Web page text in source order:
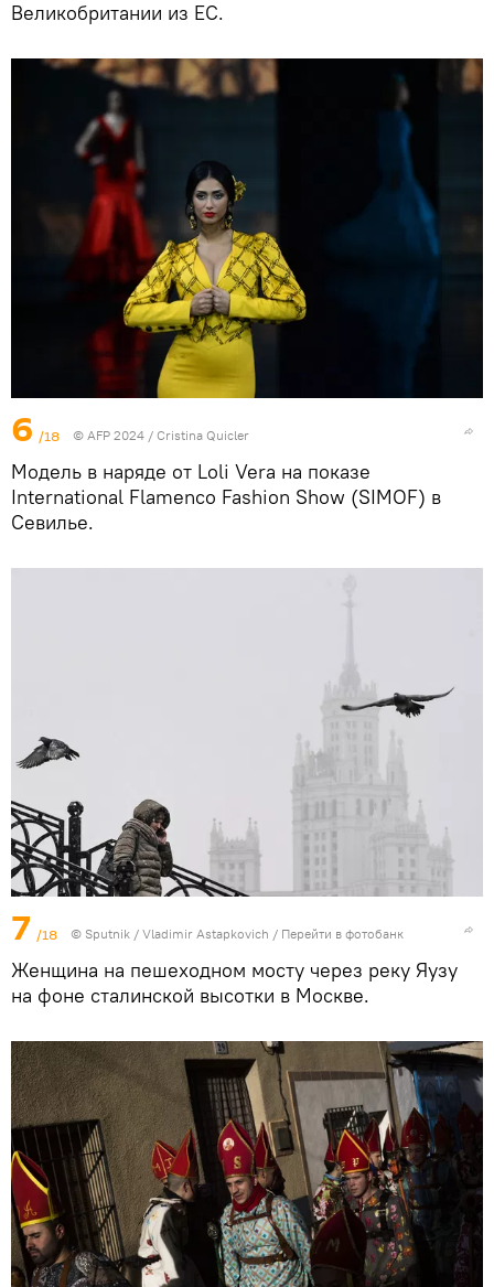
Великобритании из ЕС.
6 /18 © AFP 2024 / Cristina Quicler
Модель в наряде от Loli Vera на показе
International Flamenco Fashion Show (SIMOF) в
Севилье.
7 /18 © Sputnik / Vladimir Astapkovich / Перейти в фотобанк
Женщина на пешеходном мосту через реку Яузу
на фоне сталинской высотки в Москве.